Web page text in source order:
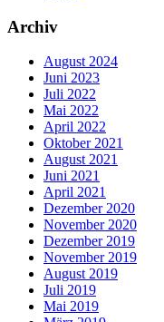
Archiv
August 2024
Juni 2023
Juli 2022
Mai 2022
April 2022
Oktober 2021
August 2021
Juni 2021
April 2021
Dezember 2020
November 2020
Dezember 2019
November 2019
August 2019
Juli 2019
Mai 2019